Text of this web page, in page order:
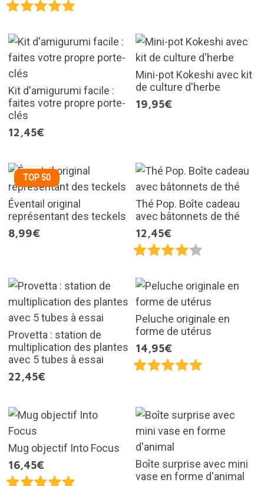
Kit d'amigurumi facile :
faites votre propre porte-
clés
12,45€
Mini-pot Kokeshi avec kit
de culture d'herbe
19,95€
TOP 50
Éventail original
représentant des teckels
8,99€
Thé Pop. Boîte cadeau
avec bâtonnets de thé
12,45€
Provetta : station de
multiplication des plantes
avec 5 tubes à essai
22,45€
Peluche originale en
forme de utérus
14,95€
Mug objectif Into Focus
16,45€
Boîte surprise avec mini
vase en forme d'animal